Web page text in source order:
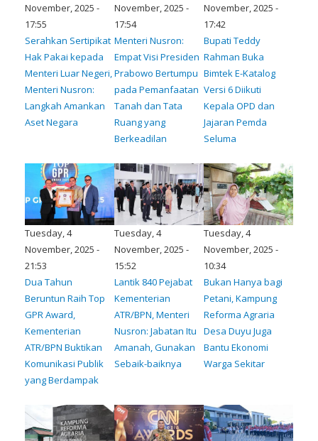
November, 2025 -
17:55
Serahkan Sertipikat
Hak Pakai kepada
Menteri Luar Negeri,
Menteri Nusron:
Langkah Amankan
Aset Negara
November, 2025 -
17:54
Menteri Nusron:
Empat Visi Presiden
Prabowo Bertumpu
pada Pemanfaatan
Tanah dan Tata
Ruang yang
Berkeadilan
November, 2025 -
17:42
Bupati Teddy
Rahman Buka
Bimtek E-Katalog
Versi 6 Diikuti
Kepala OPD dan
Jajaran Pemda
Seluma
Tuesday, 4
November, 2025 -
21:53
Dua Tahun
Beruntun Raih Top
GPR Award,
Kementerian
ATR/BPN Buktikan
Komunikasi Publik
yang Berdampak
Tuesday, 4
November, 2025 -
15:52
Lantik 840 Pejabat
Kementerian
ATR/BPN, Menteri
Nusron: Jabatan Itu
Amanah, Gunakan
Sebaik-baiknya
Tuesday, 4
November, 2025 -
10:34
Bukan Hanya bagi
Petani, Kampung
Reforma Agraria
Desa Duyu Juga
Bantu Ekonomi
Warga Sekitar